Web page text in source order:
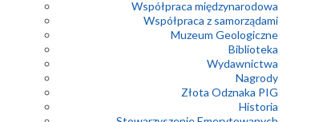
Współpraca międzynarodowa
Współpraca z samorządami
Muzeum Geologiczne
Biblioteka
Wydawnictwa
Nagrody
Złota Odznaka PIG
Historia